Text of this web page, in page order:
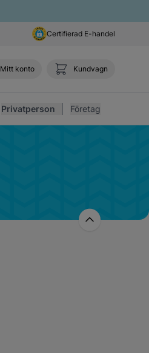
Certifierad E-handel
Mitt konto Kundvagn
Privatperson Företag